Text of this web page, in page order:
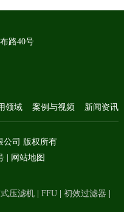
路40号
领域 案例与视频 新闻资讯
公司 版权所有
| 网站地图
压滤机| FFU| 初效过滤器